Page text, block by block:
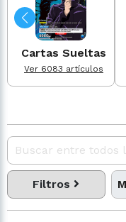
Cartas Sueltas
Ver 6083 artículos
Filtros